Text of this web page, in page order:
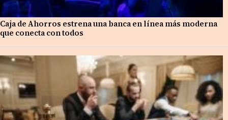
Caja de Ahorros estrena una banca en línea más moderna
que conecta con todos